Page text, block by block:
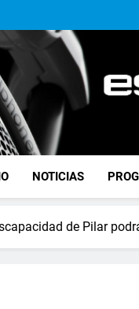
NOTICIAS
de Pilar